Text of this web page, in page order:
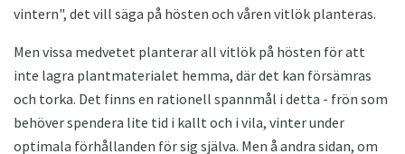
vintern", det vill säga på hösten och våren vitlök planteras.
Men vissa medvetet planterar all vitlök på hösten för att
inte lagra plantmaterialet hemma, där det kan försämras
och torka. Det finns en rationell spannmål i detta - frön som
behöver spendera lite tid i kallt och i vila, vinter under
optimala förhållanden för sig själva. Men å andra sidan, om